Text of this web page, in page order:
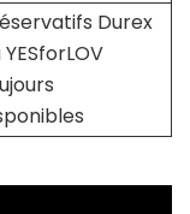
Durex